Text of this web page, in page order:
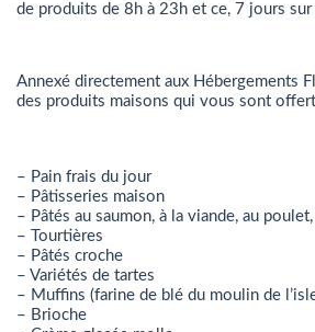
de produits de 8h à 23h et ce, 7 jours sur
Annexé directement aux Hébergements
des produits maisons qui vous sont
– Pain frais du jour
– Pâtisseries maison
– Pâtés au saumon, à la viande, au
– Tourtières
– Pâtés croche
– Variétés de tartes
– Muffins (farine de blé du moulin de
– Brioche